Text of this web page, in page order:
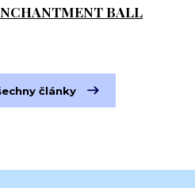
BALL
články